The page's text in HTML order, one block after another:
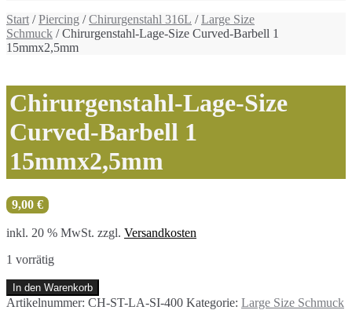
Start /Piercing /Chirurgenstahl 316L /Large Size
Schmuck / Chirurgenstahl-Lage-Size Curved-Barbell 1
15mmx2,5mm
Chirurgenstahl-Lage-Size
Curved-Barbell 1
15mmx2,5mm
9,00 €
inkl. 20 % MwSt. zzgl. Versandkosten
1 vorrätig
Chirurgenstahl-
Lage-
In den Warenkorb
Artikelnummer: CH-ST-LA-SI-400 Kategorie: Large Size Schmuck